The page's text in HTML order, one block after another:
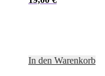
In den Warenkorb